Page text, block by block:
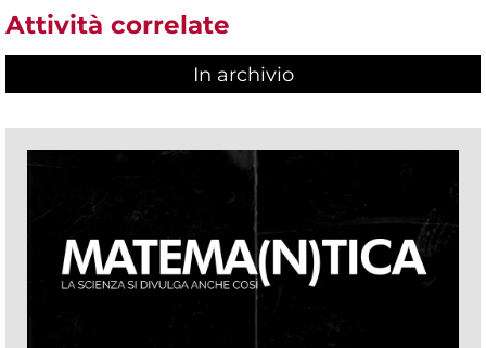
Attività correlate
In archivio